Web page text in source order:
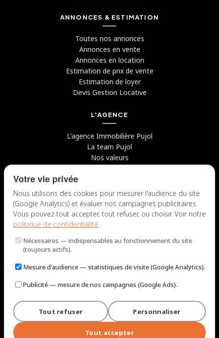
ANNONCES & ESTIMATION
Toutes nos annonces
Annonces en vente
Annonces en location
Estimation de prix de vente
Estimation de loyer
Devis Gestion Locative
L'AGENCE
L'agence Immobilière Pujol
La team Pujol
Nos valeurs
Avis clients
Candidater chez nous
NOUS CONTACTER
Lun – Jeu : 9h – 12h / 14h – 18h
© 2026 Immobilière Pujol — Marseille. Tous droits réservés.
Mentions légales et tarifsPolitique de confidentialitéPlan du site
Gérer les cookies
Votre vie privée
Nous utilisons des cookies pour mesurer l'audience du site
(Google Analytics) et évaluer nos campagnes publicitaires.
Vous pouvez tout accepter, tout refuser, ou choisir. Voir notre
politique de confidentialité.
Nécessaires — indispensables au fonctionnement du site
(toujours actifs).
Mesure d'audience — statistiques de visite (Google Analytics).
Publicité — mesure de nos campagnes (Google Ads).
Tout refuser Personnaliser
Tout accepter